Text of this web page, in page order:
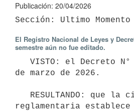
Publicación: 20/04/2026
El Registro Nacional de Leyes y
semestre aún no fue editado.
de marzo de 2026.
reglamentaria establece